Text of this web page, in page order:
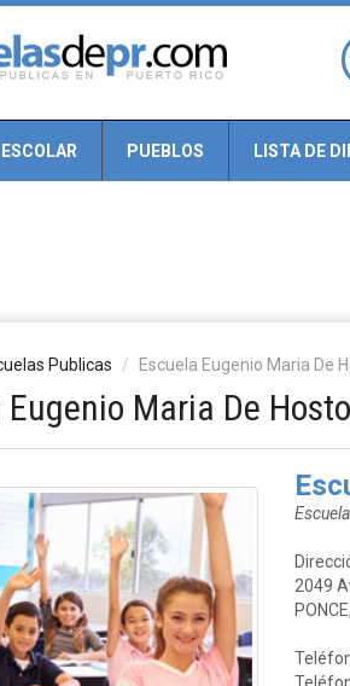
PUEBLOS LISTA DE
Publicas Escuela Eugenio Maria De
Eugenio Maria De
2049